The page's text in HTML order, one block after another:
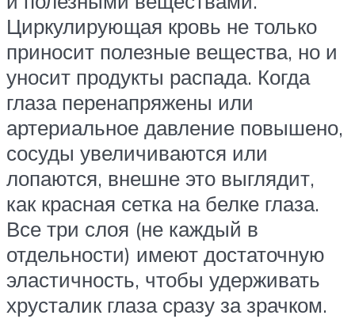
Циркулирующая кровь не только
приносит полезные вещества, но и
уносит продукты распада. Когда
глаза перенапряжены или
артериальное давление повышено,
сосуды увеличиваются или
лопаются, внешне это выглядит,
как красная сетка на белке глаза.
Все три слоя (не каждый в
отдельности) имеют достаточную
эластичность, чтобы удерживать
хрусталик глаза сразу за зрачком.